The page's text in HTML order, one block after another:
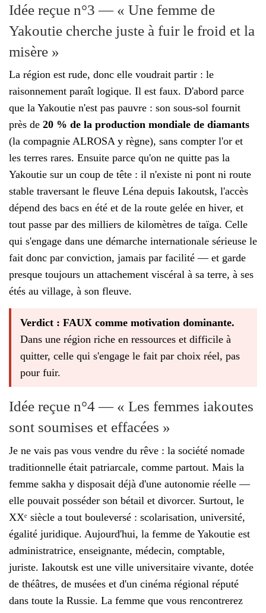
Idée reçue n°3 — « Une femme de
Yakoutie cherche juste à fuir le froid et la
misère »
La région est rude, donc elle voudrait partir : le
raisonnement paraît logique. Il est faux. D'abord parce
que la Yakoutie n'est pas pauvre : son sous-sol fournit
près de 20 % de la production mondiale de diamants
(la compagnie ALROSA y règne), sans compter l'or et
les terres rares. Ensuite parce qu'on ne quitte pas la
Yakoutie sur un coup de tête : il n'existe ni pont ni route
stable traversant le fleuve Léna depuis Iakoutsk, l'accès
dépend des bacs en été et de la route gelée en hiver, et
tout passe par des milliers de kilomètres de taïga. Celle
qui s'engage dans une démarche internationale sérieuse le
fait donc par conviction, jamais par facilité — et garde
presque toujours un attachement viscéral à sa terre, à ses
étés au village, à son fleuve.
Verdict : FAUX comme motivation dominante.
Dans une région riche en ressources et difficile à
quitter, celle qui s'engage le fait par choix réel, pas
pour fuir.
Idée reçue n°4 — « Les femmes iakoutes
sont soumises et effacées »
Je ne vais pas vous vendre du rêve : la société nomade
traditionnelle était patriarcale, comme partout. Mais la
femme sakha y disposait déjà d'une autonomie réelle —
elle pouvait posséder son bétail et divorcer. Surtout, le
XXᵉ siècle a tout bouleversé : scolarisation, université,
égalité juridique. Aujourd'hui, la femme de Yakoutie est
administratrice, enseignante, médecin, comptable,
juriste. Iakoutsk est une ville universitaire vivante, dotée
de théâtres, de musées et d'un cinéma régional réputé
dans toute la Russie. La femme que vous rencontrerez